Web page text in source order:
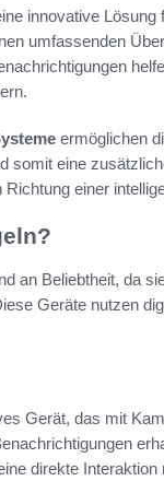
innovative Lösung
umfassenden
ermöglichen
somit eine
einer
an Beliebtheit, da
Geräte nutzen
Gerät, das mit
direkte